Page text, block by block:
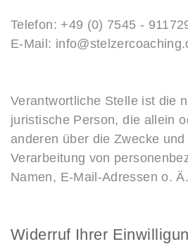
Telefon: +49 (0) 7545 -
E-Mail:
Verantwortliche Stelle ist die
juristische Person, die allein
anderen über die Zwecke
Verarbeitung von
Namen, E-Mail-Adressen o.
Widerruf Ihrer